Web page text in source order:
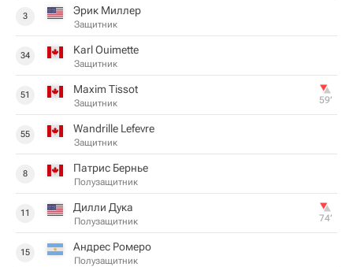
3 Эрик Миллер
Защитник
34 Karl Ouimette
Защитник
51 Maxim Tissot
Защитник 59‎’‎
55 Wandrille Lefevre
Защитник
8 Патрис Бернье
Полузащитник
11 Дилли Дука
Полузащитник 74‎’‎
15 Андрес Ромеро
Полузащитник